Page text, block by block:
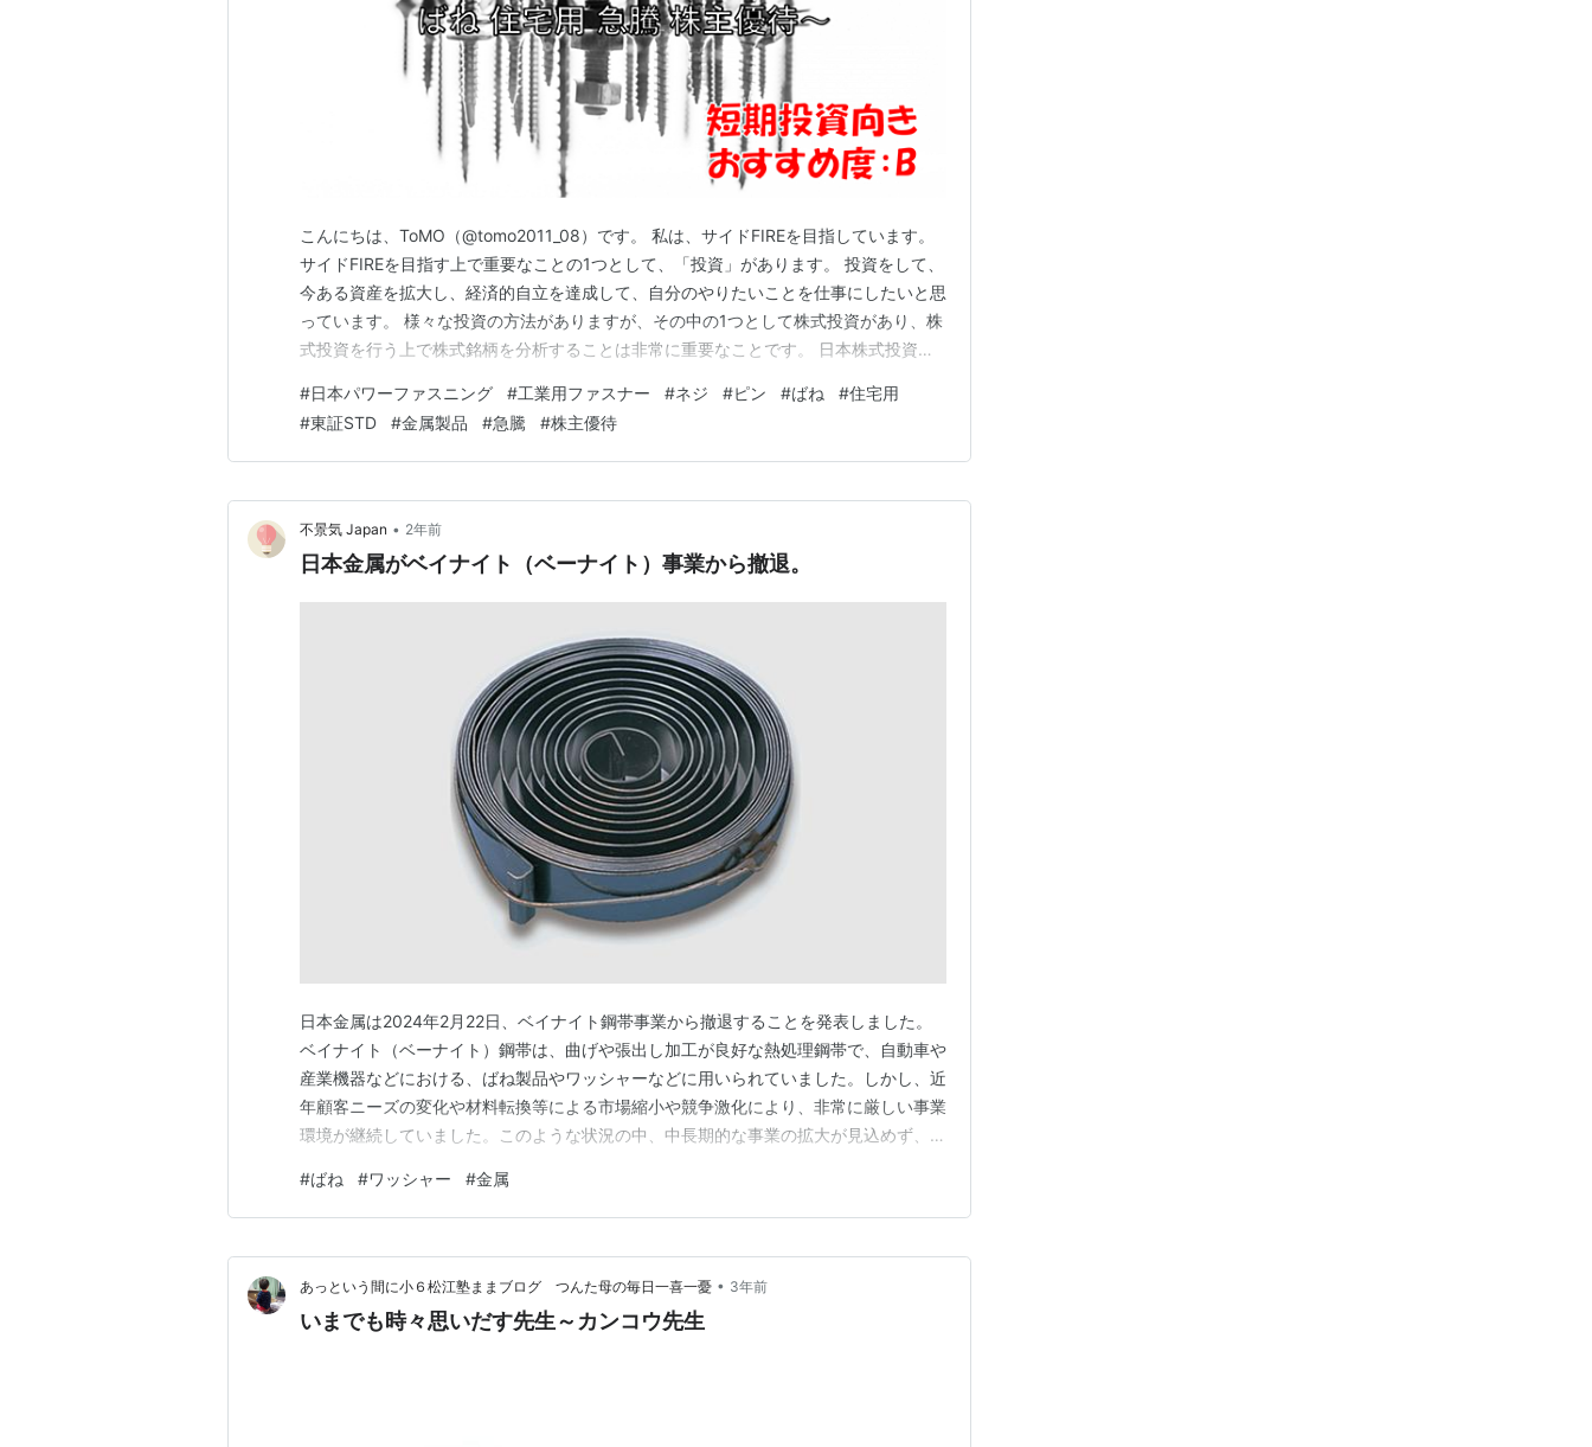
こんにちは、ToMO（@tomo2011_08）です。 私は、サイドFIREを目指しています。
サイドFIREを目指す上で重要なことの1つとして、「投資」があります。 投資をして、
今ある資産を拡大し、経済的自立を達成して、自分のやりたいことを仕事にしたいと思
っています。 様々な投資の方法がありますが、その中の1つとして株式投資があり、株
式投資を行う上で株式銘柄を分析することは非常に重要なことです。 日本株式投資を
から購入して読まれることをお勧めします。 リンク 銘柄の事業内容は？、業績はどう
か？、配当はいくらなのか？…
#日本パワーファスニング #工業用ファスナー #ネジ #ピン #ばね #住宅用
#東証STD #金属製品 #急騰 #株主優待
不景気 Japan • 2年前
日本金属がベイナイト（ベーナイト）事業から撤退。
日本金属は2024年2月22日、ベイナイト鋼帯事業から撤退することを発表しました。
ベイナイト（ベーナイト）鋼帯は、曲げや張出し加工が良好な熱処理鋼帯で、自動車や
産業機器などにおける、ばね製品やワッシャーなどに用いられていました。しかし、近
年顧客ニーズの変化や材料転換等による市場縮小や競争激化により、非常に厳しい事業
環境が継続していました。このような状況の中、中長期的な事業の拡大が見込めず、生
です。なお、同事業に従事する従業員は8名で、他事業に再配置を行う予定です。
https://www.nipponkinzoku.c…
#ばね #ワッシャー #金属
あっという間に小６松江塾ままブログ つんた母の毎日一喜一憂 • 3年前
いまでも時々思いだす先生～カンコウ先生